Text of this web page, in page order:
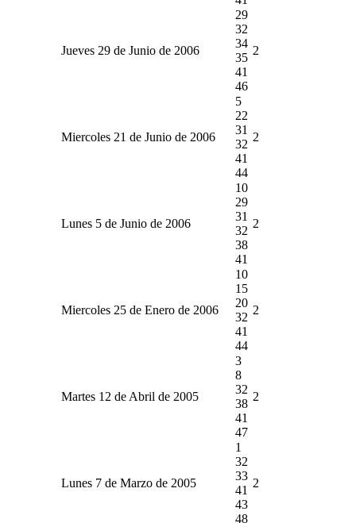
Jueves 29 de Junio de 2006
29
32
34
35
41
46
2
Miercoles 21 de Junio de 2006
5
22
31
32
41
44
2
Lunes 5 de Junio de 2006
10
29
31
32
38
41
2
Miercoles 25 de Enero de 2006
10
15
20
32
41
44
2
Martes 12 de Abril de 2005
3
8
32
38
41
47
2
Lunes 7 de Marzo de 2005
1
32
33
41
43
48
2